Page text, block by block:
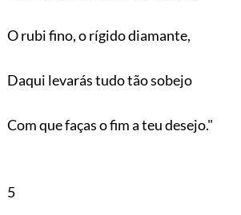
O rubi fino, o rígido diamante,
Daqui levarás tudo tão sobejo
Com que faças o fim a teu desejo."
5